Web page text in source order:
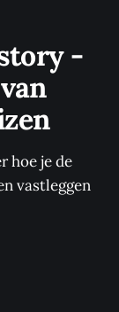
-
hoe je de
vastleggen